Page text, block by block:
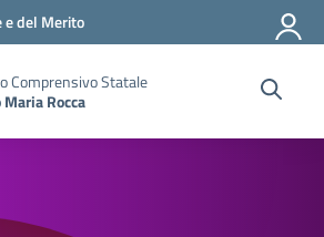
del Merito
Comprensivo Statale
Rocca